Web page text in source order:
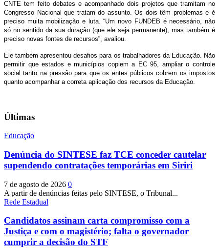
CNTE tem feito debates e acompanhado dois projetos que tramitam no
Congresso Nacional que tratam do assunto. Os dois têm problemas e é
preciso muita mobilização e luta. “Um novo FUNDEB é necessário, não
só no sentido da sua duração (que ele seja permanente), mas também é
preciso novas fontes de recursos”, avaliou.
Ele também apresentou desafios para os trabalhadores da Educação. Não
permitir que estados e municípios copiem a EC 95, ampliar o controle
social tanto na pressão para que os entes públicos cobrem os impostos
quanto acompanhar a correta aplicação dos recursos da Educação.
Últimas
Educação
Denúncia do SINTESE faz TCE conceder cautelar
supendendo contratações temporárias em Siriri
7 de agosto de 2026 0
A partir de denúncias feitas pelo SINTESE, o Tribunal...
Rede Estadual
Candidatos assinam carta compromisso com a
Justiça e com o magistério; falta o governador
cumprir a decisão do STF